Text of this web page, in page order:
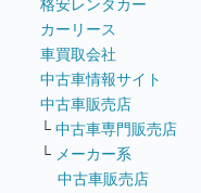
格安レンタカー
カーリース
車買取会社
中古車情報サイト
中古車販売店
└ 中古車専門販売店
└ メーカー系
中古車販売店